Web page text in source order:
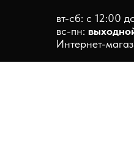
вт-сб: с 12:00
вс-пн:
Интернет-